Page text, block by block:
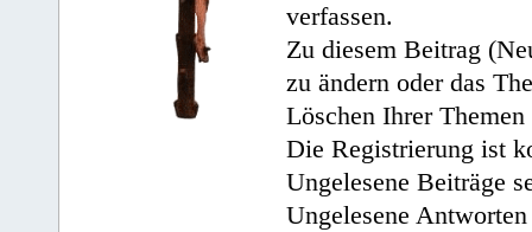
verfassen.
Zu diesem Beitrag
zu ändern oder das
Löschen Ihrer
Die Registrierung ist
Ungelesene Beiträge
Ungelesene